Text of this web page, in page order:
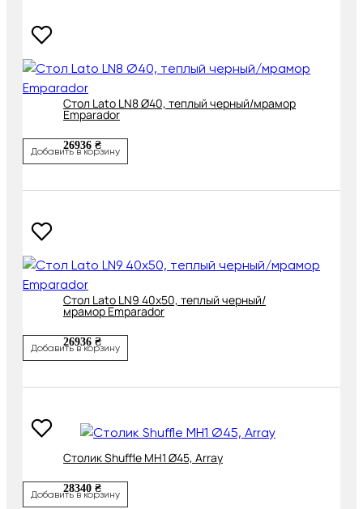
Cтол Lato LN8 Ø40, теплый черный/мрамор
Emparador
26936 ₴
Добавить в корзину
Cтол Lato LN9 40х50, теплый черный/
мрамор Emparador
26936 ₴
Добавить в корзину
Cтолик Shuffle MH1 Ø45, Array
28340 ₴
Добавить в корзину